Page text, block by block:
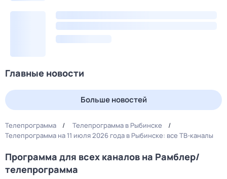
Главные новости
Больше новостей
Телепрограмма
Телепрограмма в Рыбинске
Телепрограмма на 11 июля 2026 года в Рыбинске: все ТВ-каналы
Программа для всех каналов на Рамблер/
телепрограмма